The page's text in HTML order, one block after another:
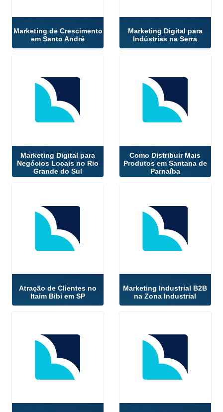
Marketing de Crescimento
em Santo André
Marketing Digital para
Indústrias na Serra
Marketing Digital para
Negócios Locais no Rio
Grande do Sul
Como Distribuir Mais
Produtos em Santana de
Parnaíba
Atração de Clientes no
Itaim Bibi em SP
Marketing Industrial B2B
na Zona Industrial